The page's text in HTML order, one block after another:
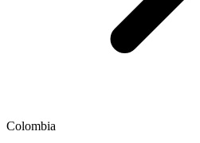
Colombia